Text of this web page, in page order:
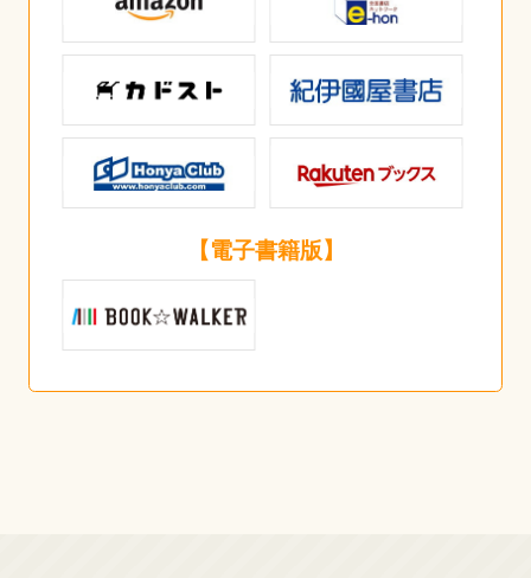
【電子書籍版】